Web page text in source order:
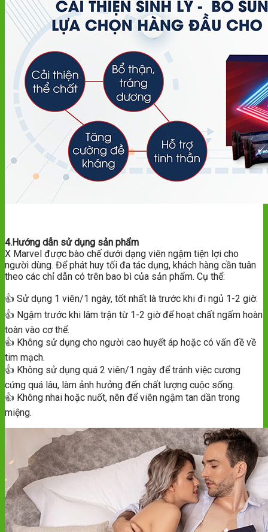
4.Hướng dẫn sử dụng sản phẩm
X Marvel được bào chế dưới dạng viên ngậm tiện lợi cho
người dùng. Để phát huy tối đa tác dụng, khách hàng cần tuân
theo các chỉ dẫn có trên bao bì của sản phẩm. Cụ thể:
👍 Sử dụng 1 viên/1 ngày, tốt nhất là trước khi đi ngủ 1-2 giờ.
👍 Ngậm trước khi lâm trận từ 1-2 giờ để hoạt chất ngấm hoàn
toàn vào cơ thể.
👍 Không sử dụng cho người cao huyết áp hoặc có vấn đề về
tim mạch.
👍 Không sử dụng quá 2 viên/1 ngày để tránh việc cương
cứng quá lâu, làm ảnh hưởng đến chất lượng cuộc sống.
👍 Không nhai hoặc nuốt, nên để viên ngậm tan dần trong
miệng.